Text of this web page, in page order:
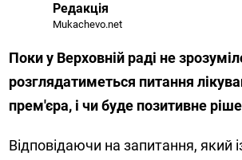
Редакція
Mukachevo.net
Поки у Верховній раді не
розглядатиметься питання
прем'єра, і чи буде позитивне
Відповідаючи на запитання, який